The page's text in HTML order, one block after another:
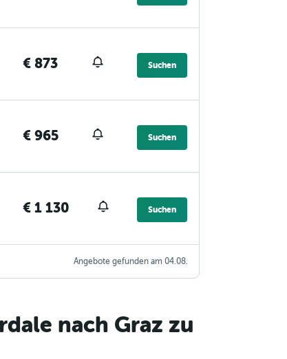
€ 873 Suchen
€ 965 Suchen
€ 1 130 Suchen
Angebote gefunden am 04.08.
nach Graz zu